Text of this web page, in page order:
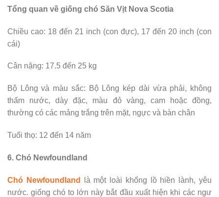
Tổng quan về giống chó Săn Vịt Nova Scotia
Chiều cao: 18 đến 21 inch (con đực), 17 đến 20 inch (con
cái)
Cân nặng: 17.5 đến 25 kg
Bộ Lông và màu sắc: Bộ Lông kép dài vừa phải, không
thấm nước, dày đặc, màu đỏ vàng, cam hoặc đồng,
thường có các mảng trắng trên mặt, ngực và bàn chân
Tuổi thọ: 12 đến 14 năm
6. Chó Newfoundland
Chó Newfoundland
là một loài khổng lồ hiền lành, yêu
nước. giống chó to lớn này bắt đầu xuất hiện khi các ngư